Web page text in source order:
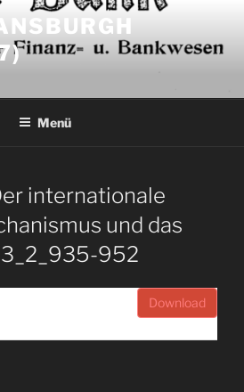
Menü
internationale
und das
952
Download